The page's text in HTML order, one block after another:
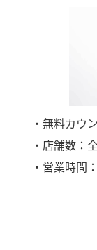
・無料カウ
・店舗数：
・営業時間